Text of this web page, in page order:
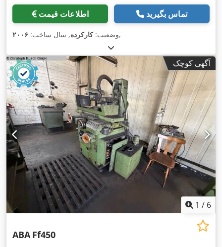
اطلاعات قیمت تماس بگیرید
وضعیت:کارکرده, سال ساخت: ۲۰۰۶ ,
آگهی کوچک
1 / 6
ABA Ff450